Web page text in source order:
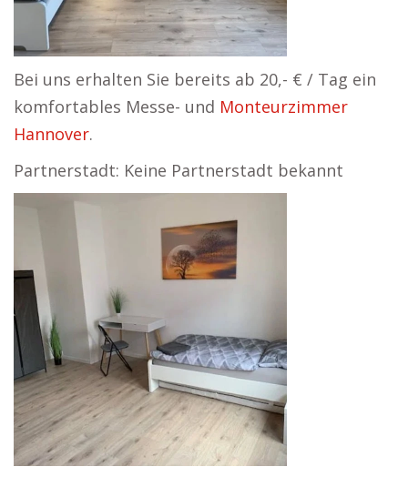
Bei uns erhalten Sie bereits ab 20,- € / Tag ein
komfortables Messe- und Monteurzimmer
Hannover.
Partnerstadt: Keine Partnerstadt bekannt